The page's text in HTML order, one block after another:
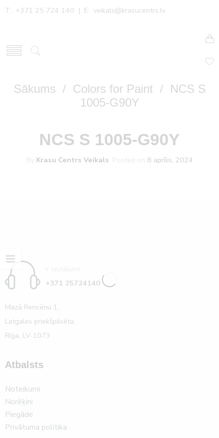
T: +371 25 724 140 | E: veikals@krasucentrs.lv
Sākums / Colors for Paint / NCS S
1005-G90Y
NCS S 1005-G90Y
By Krasu Centrs Veikals Posted on 8 aprīlis, 2024
+371 25724140
Mazā Rencēnu 1,
Latgales priekšpilsēta,
Rīga, LV-1073
Atbalsts
Noteikumi
Norēķini
Piegāde
Privātuma politika